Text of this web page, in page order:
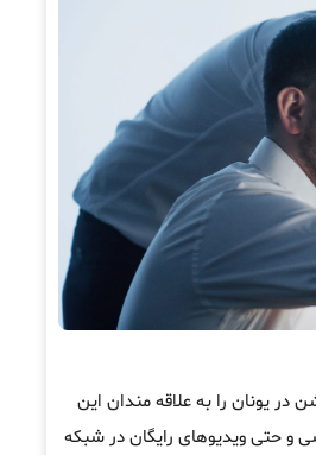
یونان را به علاقه مندان این
و حتی ویدیوهای رایگان در شبکه